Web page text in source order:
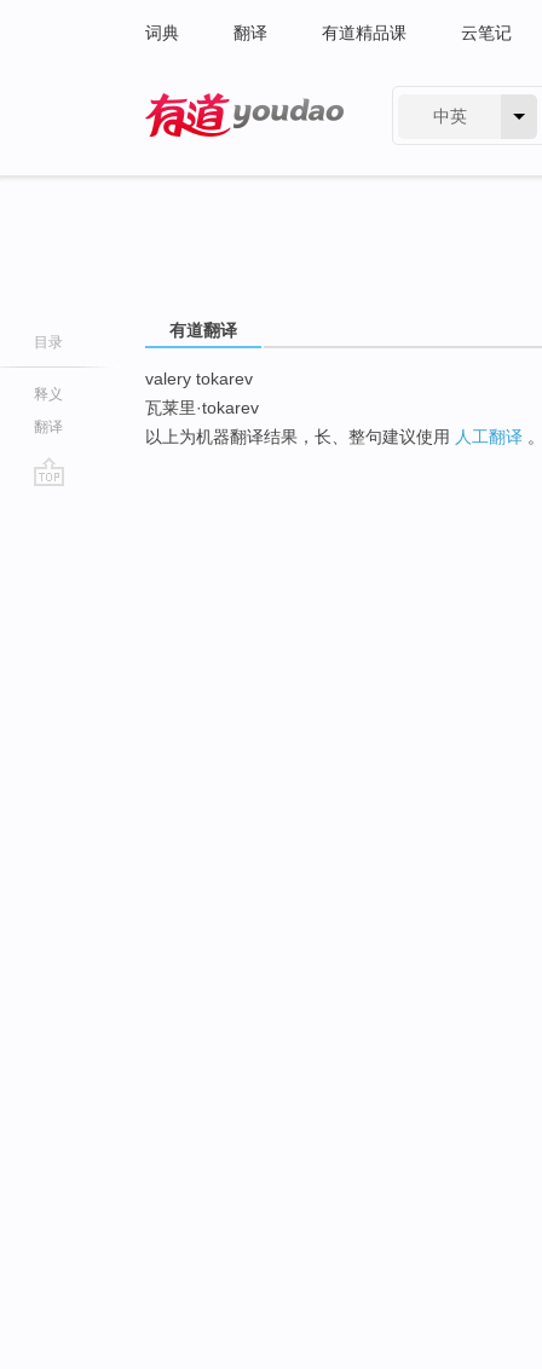
词典 翻译 有道精品课 云笔记
中英
目录
释义
翻译
有道翻译
valery tokarev
瓦莱里·tokarev
以上为机器翻译结果，长、整句建议使用 人工翻译